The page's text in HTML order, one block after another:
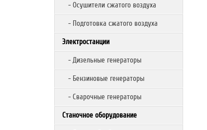
- Осушители сжатого воздуха
- Подготовка сжатого воздуха
Электростанции
- Дизельные генераторы
- Бензиновые генераторы
- Сварочные генераторы
Станочное оборудование